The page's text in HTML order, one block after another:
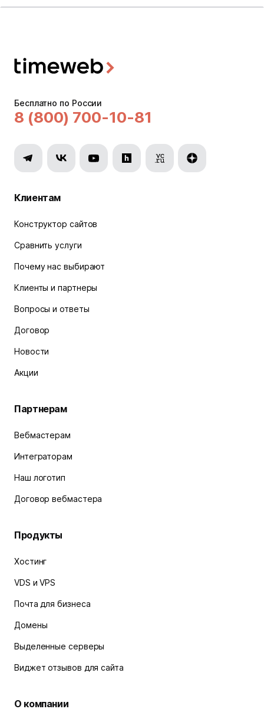
Бесплатно по России
8 (800) 700-10-81
Клиентам
Конструктор сайтов
Сравнить услуги
Почему нас выбирают
Клиенты и партнеры
Вопросы и ответы
Договор
Новости
Акции
Партнерам
Вебмастерам
Интеграторам
Наш логотип
Договор вебмастера
Продукты
Хостинг
VDS и VPS
Почта для бизнеса
Домены
Выделенные серверы
Виджет отзывов для сайта
О компании